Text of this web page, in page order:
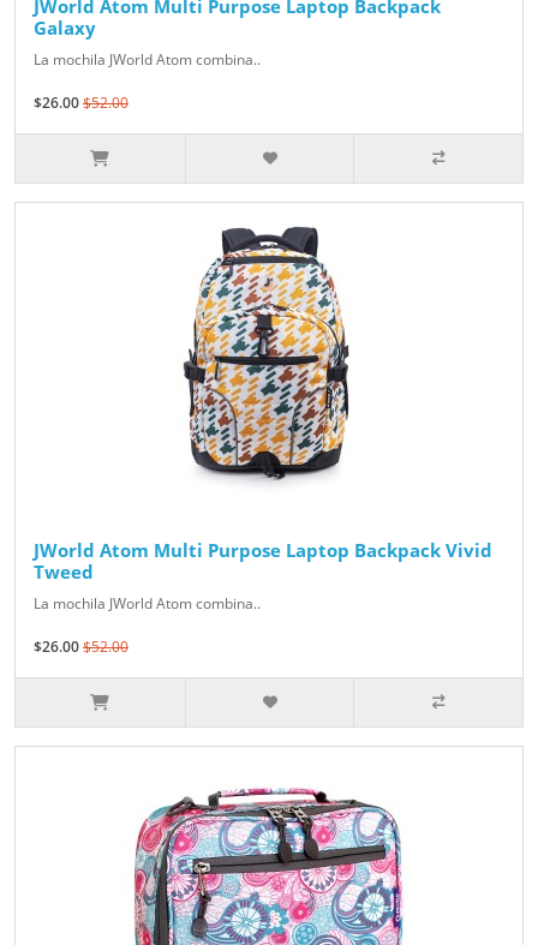
JWorld Atom Multi Purpose Laptop Backpack
Galaxy
La mochila JWorld Atom combina..
$26.00$52.00
JWorld Atom Multi Purpose Laptop Backpack Vivid
Tweed
La mochila JWorld Atom combina..
$26.00$52.00